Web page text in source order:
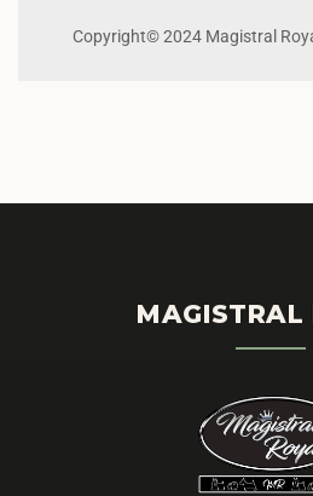
Copyright© 2024 Magistral
MAGISTRAL